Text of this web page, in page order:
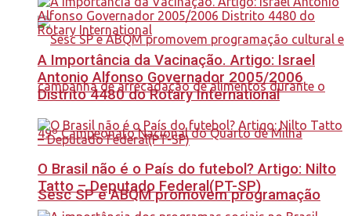
Sesc SP e ABQM promovem programação
A Importância da Vacinação. Artigo: Israel
Antonio Alfonso Governador 2005/2006
Distrito 4480 do Rotary International
O Brasil não é o País do futebol? Artigo: Nilto
Tatto – Deputado Federal(PT-SP)